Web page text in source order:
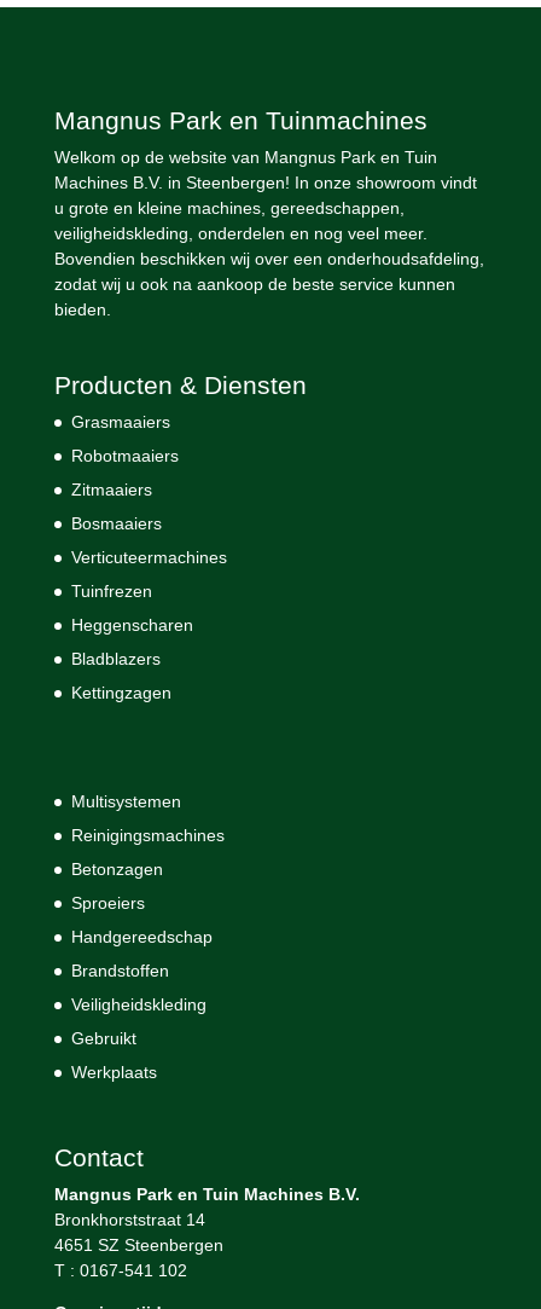
Mangnus Park en Tuinmachines
Welkom op de website van Mangnus Park en Tuin
Machines B.V. in Steenbergen! In onze showroom vindt
u grote en kleine machines, gereedschappen,
veiligheidskleding, onderdelen en nog veel meer.
Bovendien beschikken wij over een onderhoudsafdeling,
zodat wij u ook na aankoop de beste service kunnen
bieden.
Producten & Diensten
Grasmaaiers
Robotmaaiers
Zitmaaiers
Bosmaaiers
Verticuteermachines
Tuinfrezen
Heggenscharen
Bladblazers
Kettingzagen
Multisystemen
Reinigingsmachines
Betonzagen
Sproeiers
Handgereedschap
Brandstoffen
Veiligheidskleding
Gebruikt
Werkplaats
Contact
Mangnus Park en Tuin Machines B.V.
Bronkhorststraat 14
4651 SZ Steenbergen
T : 0167-541 102